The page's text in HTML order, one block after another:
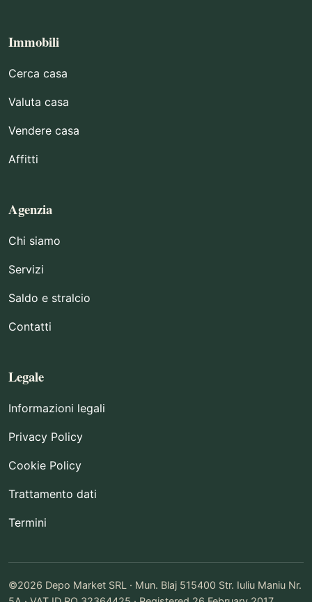
Immobili
Cerca casa
Valuta casa
Vendere casa
Affitti
Agenzia
Chi siamo
Servizi
Saldo e stralcio
Contatti
Legale
Informazioni legali
Privacy Policy
Cookie Policy
Trattamento dati
Termini
©2026 Depo Market SRL · Mun. Blaj 515400 Str. Iuliu Maniu Nr.